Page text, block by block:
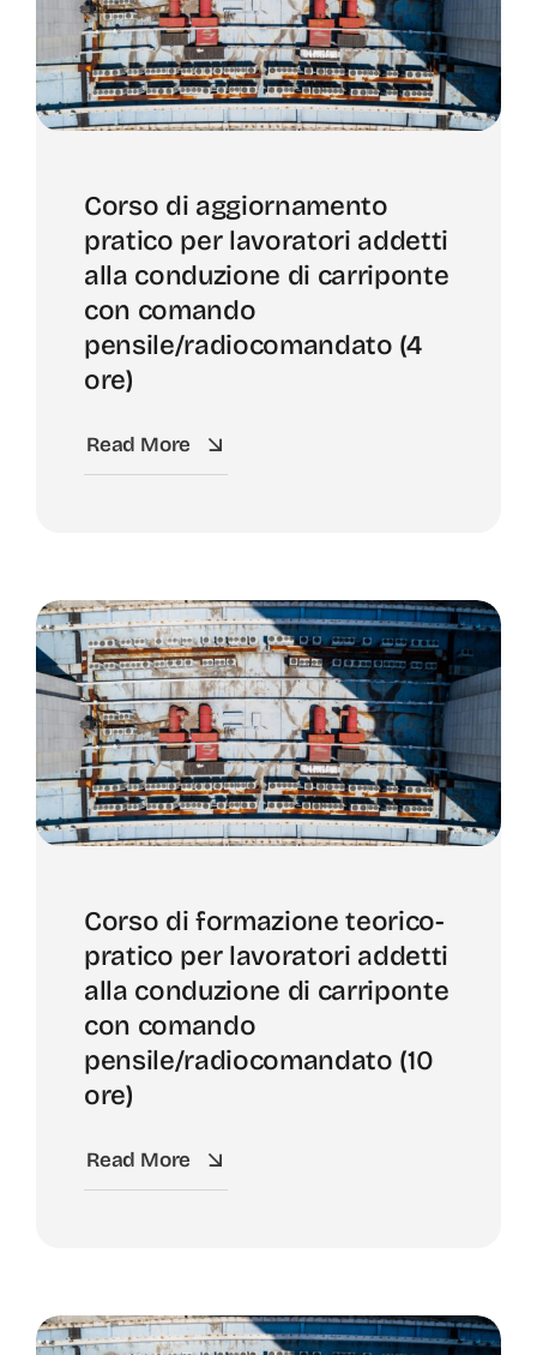
Corso di aggiornamento
pratico per lavoratori addetti
alla conduzione di carriponte
con comando
pensile/radiocomandato (4
ore)
Read More
Corso di formazione teorico-
pratico per lavoratori addetti
alla conduzione di carriponte
con comando
pensile/radiocomandato (10
ore)
Read More